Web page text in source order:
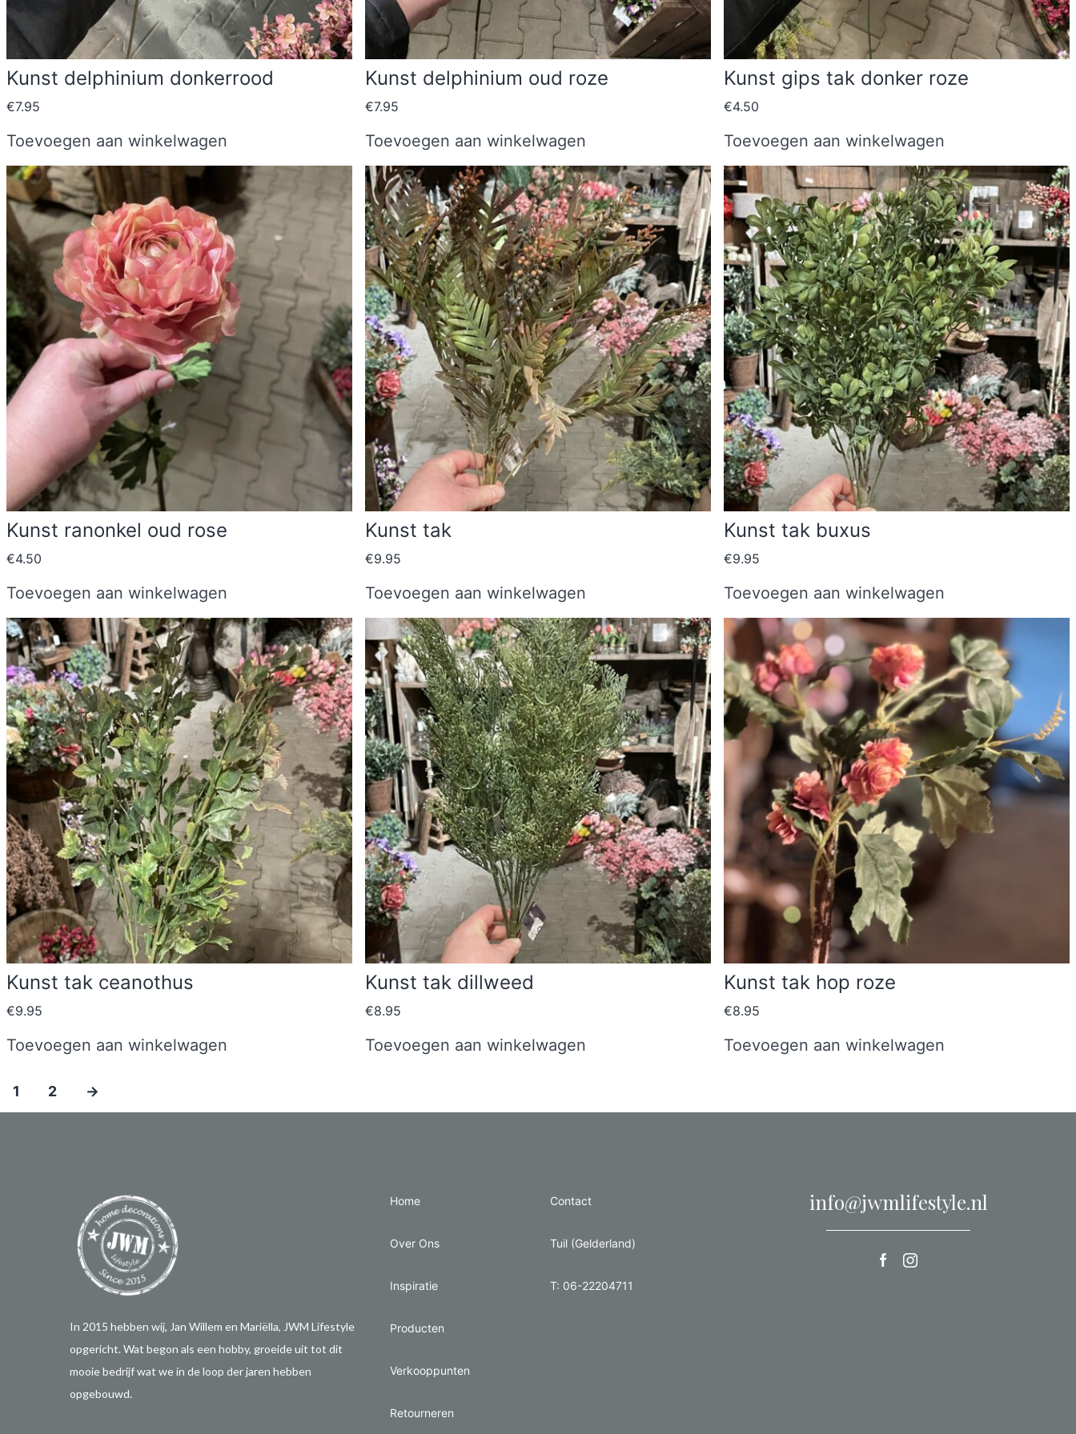
Kunst delphinium donkerrood
€7.95
Toevoegen aan winkelwagen
Kunst delphinium oud roze
€7.95
Toevoegen aan winkelwagen
Kunst gips tak donker roze
€4.50
Toevoegen aan winkelwagen
Kunst ranonkel oud rose
€4.50
Toevoegen aan winkelwagen
Kunst tak
€9.95
Toevoegen aan winkelwagen
Kunst tak buxus
€9.95
Toevoegen aan winkelwagen
Kunst tak ceanothus
€9.95
Toevoegen aan winkelwagen
Kunst tak dillweed
€8.95
Toevoegen aan winkelwagen
Kunst tak hop roze
€8.95
Toevoegen aan winkelwagen
1 2 →
In 2015 hebben wij, Jan Willem en Mariëlla, JWM Lifestyle
opgericht. Wat begon als een hobby, groeide uit tot dit
mooie bedrijf wat we in de loop der jaren hebben
opgebouwd.
Home
Over Ons
Inspiratie
Producten
Verkooppunten
Retourneren
Contact
Tuil (Gelderland)
T: 06-22204711
info@jwmlifestyle.nl